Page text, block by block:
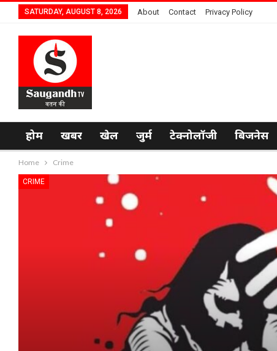
SATURDAY, AUGUST 8, 2026 About Contact Privacy Policy
होम खबर खेल जुर्म टेक्नोलॉजी बिजनेस
Home Crime
CRIME